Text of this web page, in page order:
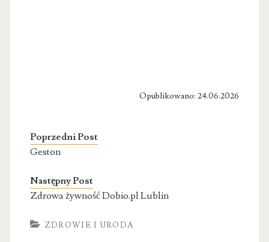
Opublikowano: 24.06.2026
Poprzedni Post
Geston
Następny Post
Zdrowa żywność Dobio.pl Lublin
ZDROWIE I URODA